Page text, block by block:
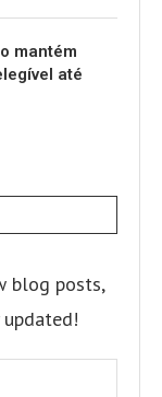
mantém
até
blog posts,